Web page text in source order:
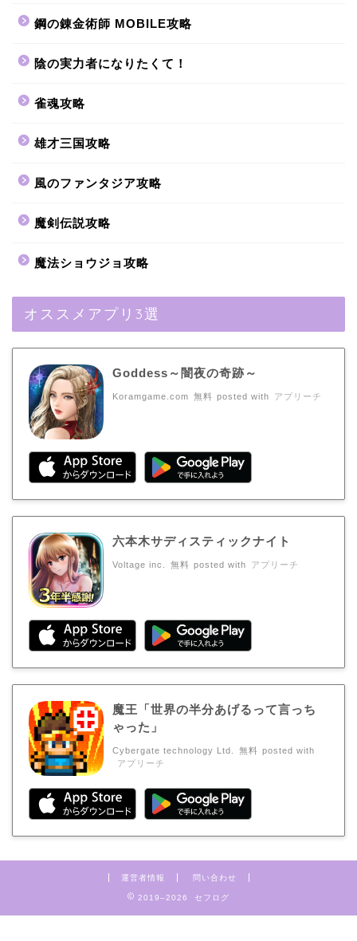
鋼の錬金術師 MOBILE攻略
陰の実力者になりたくて！
雀魂攻略
雄才三国攻略
風のファンタジア攻略
魔剣伝説攻略
魔法ショウジョ攻略
オススメアプリ3選
Goddess～闇夜の奇跡～
Koramgame.com 無料 posted with アプリーチ
六本木サディスティックナイト
Voltage inc. 無料 posted with アプリーチ
魔王「世界の半分あげるって言っち
ゃった」
Cybergate technology Ltd. 無料 posted with
アプリーチ
運営者情報 問い合わせ
2019–2026 セフログ